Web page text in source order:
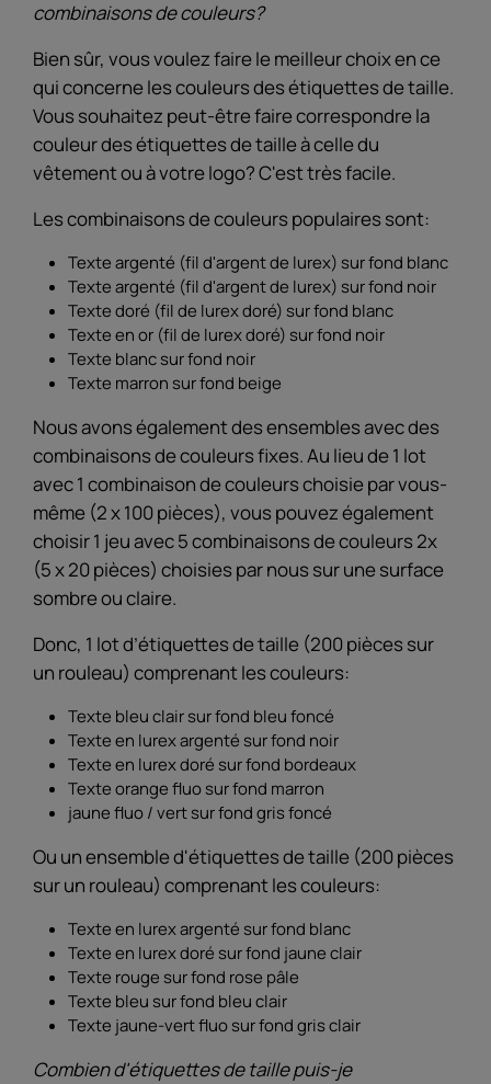
combinaisons de couleurs?
Bien sûr, vous voulez faire le meilleur choix en ce
qui concerne les couleurs des étiquettes de taille.
Vous souhaitez peut-être faire correspondre la
couleur des étiquettes de taille à celle du
vêtement ou à votre logo? C'est très facile.
Les combinaisons de couleurs populaires sont:
Texte argenté (fil d'argent de lurex) sur fond blanc
Texte argenté (fil d'argent de lurex) sur fond noir
Texte doré (fil de lurex doré) sur fond blanc
Texte en or (fil de lurex doré) sur fond noir
Texte blanc sur fond noir
Texte marron sur fond beige
Nous avons également des ensembles avec des
combinaisons de couleurs fixes. Au lieu de 1 lot
avec 1 combinaison de couleurs choisie par vous-
même (2 x 100 pièces), vous pouvez également
choisir 1 jeu avec 5 combinaisons de couleurs 2x
(5 x 20 pièces) choisies par nous sur une surface
sombre ou claire.
Donc, 1 lot d’étiquettes de taille (200 pièces sur
un rouleau) comprenant les couleurs:
Texte bleu clair sur fond bleu foncé
Texte en lurex argenté sur fond noir
Texte en lurex doré sur fond bordeaux
Texte orange fluo sur fond marron
jaune fluo / vert sur fond gris foncé
Ou un ensemble d'étiquettes de taille (200 pièces
sur un rouleau) comprenant les couleurs:
Texte en lurex argenté sur fond blanc
Texte en lurex doré sur fond jaune clair
Texte rouge sur fond rose pâle
Texte bleu sur fond bleu clair
Texte jaune-vert fluo sur fond gris clair
Combien d'étiquettes de taille puis-je